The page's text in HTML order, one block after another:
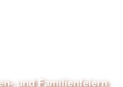
und Familienfeiern